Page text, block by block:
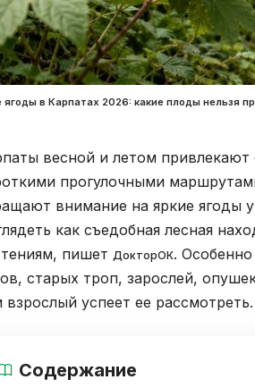
ягоды в Карпатах 2026: какие плоды нельзя
весной и летом
прогулочными
внимание на яркие ягоды
как съедобная лесная
пишет ДокторОК.
старых троп, зарослей,
взрослый успеет ее рассмотреть.
Содержание